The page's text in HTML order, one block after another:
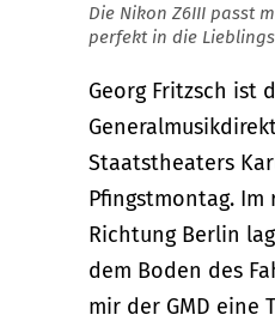
Die Nikon Z6III passt
perfekt in die
Georg Fritzsch ist
Staatstheaters
Pfingstmontag. Im
Richtung Berlin
dem Boden des
mir der GMD eine